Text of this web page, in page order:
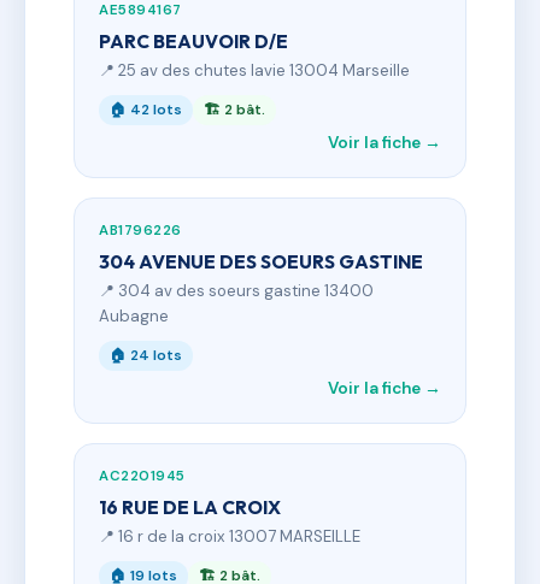
AE5894167
PARC BEAUVOIR D/E
📍 25 av des chutes lavie 13004 Marseille
🏠 42 lots 🏗 2 bât.
Voir la fiche →
AB1796226
304 AVENUE DES SOEURS GASTINE
📍 304 av des soeurs gastine 13400
Aubagne
🏠 24 lots
Voir la fiche →
AC2201945
16 RUE DE LA CROIX
📍 16 r de la croix 13007 MARSEILLE
🏠 19 lots 🏗 2 bât.